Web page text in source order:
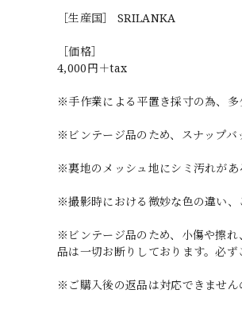
［生産国］ SRILANKA
［価格］
4,000円＋tax
※手作業による平置き採寸の為、多
※ビンテージ品のため、スナップバ
※裏地のメッシュ地にシミ汚れがあ
※撮影時における微妙な色の違い、
※ビンテージ品のため、小傷や擦
品は一切お断りしております。必ず
※ご購入後の返品は対応できません